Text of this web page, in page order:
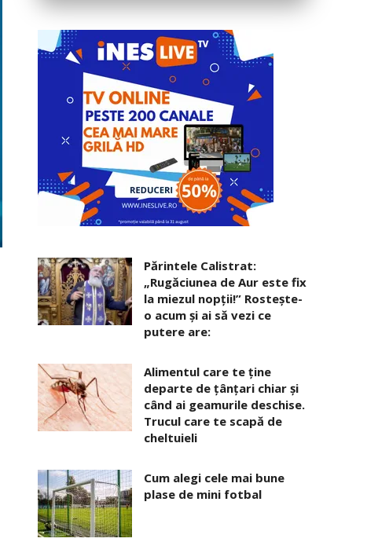
Părintele Calistrat:
„Rugăciunea de Aur este fix
la miezul nopţii!” Rosteşte-
o acum şi ai să vezi ce
putere are:
Alimentul care te ține
departe de țânțari chiar și
când ai geamurile deschise.
Trucul care te scapă de
cheltuieli
Cum alegi cele mai bune
plase de mini fotbal